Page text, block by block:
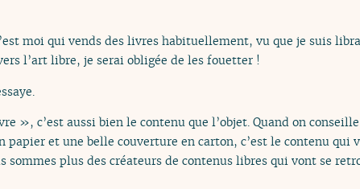
moi qui vends des livres habituellement, vu que je suis
l’art libre, je serai obligée de les fouetter !
», c’est aussi bien le contenu que l’objet. Quand on
papier et une belle couverture en carton, c’est le contenu qui
sommes plus des créateurs de contenus libres qui vont se